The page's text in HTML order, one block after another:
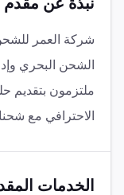
شركة العمر
الشحن البحري
ملتزمون بتقديم
الاحترافي مع
الخدمات